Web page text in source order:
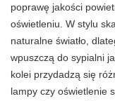
poprawę jakości
oświetleniu. W stylu
naturalne światło,
wpuszczą do sypialni
kolei przydadzą się
lampy czy oświetlenie